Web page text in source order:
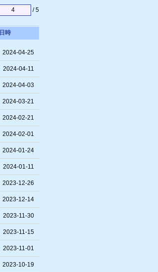
/ 5
日時
2024-04-25
2024-04-11
2024-04-03
2024-03-21
2024-02-21
2024-02-01
2024-01-24
2024-01-11
2023-12-26
2023-12-14
2023-11-30
2023-11-15
2023-11-01
2023-10-19